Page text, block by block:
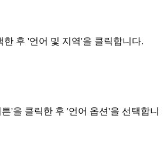
한 후 '언어 및 지역'을 클릭합니다.
튼'을 클릭한 후 '언어 옵션'을 선택합니